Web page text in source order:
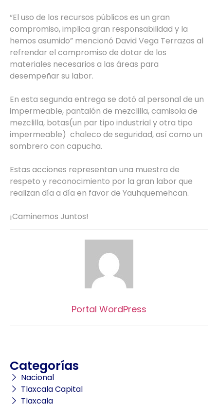
“El uso de los recursos públicos es un gran
compromiso, implica gran responsabilidad y la
hemos asumido” mencionó David Vega Terrazas al
refrendar el compromiso de dotar de los
materiales necesarios a las áreas para
desempeñar su labor.
En esta segunda entrega se dotó al personal de un
impermeable, pantalón de mezclilla, camisola de
mezclilla, botas(un par tipo industrial y otra tipo
impermeable) chaleco de seguridad, así como un
sombrero con capucha.
Estas acciones representan una muestra de
respeto y reconocimiento por la gran labor que
realizan día a día en favor de Yauhquemehcan.
¡Caminemos Juntos!
Portal WordPress
Categorías
Nacional
Tlaxcala Capital
Tlaxcala